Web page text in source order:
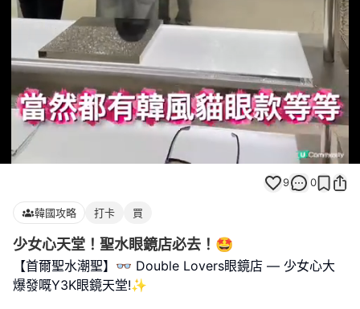
Loaded
100.00%
Unmute
9 0
韓國攻略 打卡 買
少女心天堂！聖水眼鏡店必去！🤩
【首爾聖水潮聖】👓 Double Lovers眼鏡店 — 少女心大
爆發嘅Y3K眼鏡天堂!✨